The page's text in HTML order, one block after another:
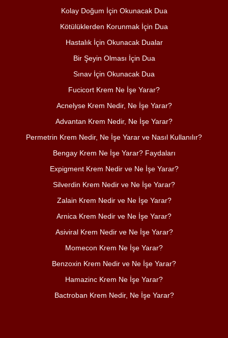
Kolay Doğum İçin Okunacak Dua
Kötülüklerden Korunmak İçin Dua
Hastalık İçin Okunacak Dualar
Bir Şeyin Olması İçin Dua
Sınav İçin Okunacak Dua
Fucicort Krem Ne İşe Yarar?
Acnelyse Krem Nedir, Ne İşe Yarar?
Advantan Krem Nedir, Ne İşe Yarar?
Permetrin Krem Nedir, Ne İşe Yarar ve Nasıl Kullanılır?
Bengay Krem Ne İşe Yarar? Faydaları
Expigment Krem Nedir ve Ne İşe Yarar?
Silverdin Krem Nedir ve Ne İşe Yarar?
Zalain Krem Nedir ve Ne İşe Yarar?
Arnica Krem Nedir ve Ne İşe Yarar?
Asiviral Krem Nedir ve Ne İşe Yarar?
Momecon Krem Ne İşe Yarar?
Benzoxin Krem Nedir ve Ne İşe Yarar?
Hamazinc Krem Ne İşe Yarar?
Bactroban Krem Nedir, Ne İşe Yarar?